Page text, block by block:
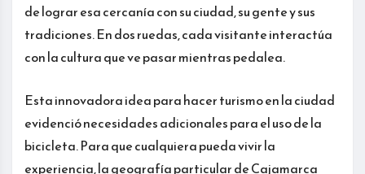
de lograr esa cercanía con su ciudad, su gente y sus
tradiciones. En dos ruedas, cada visitante interactúa
con la cultura que ve pasar mientras pedalea.
Esta innovadora idea para hacer turismo en la ciudad
evidenció necesidades adicionales para el uso de la
bicicleta. Para que cualquiera pueda vivir la
experiencia, la geografía particular de Cajamarca